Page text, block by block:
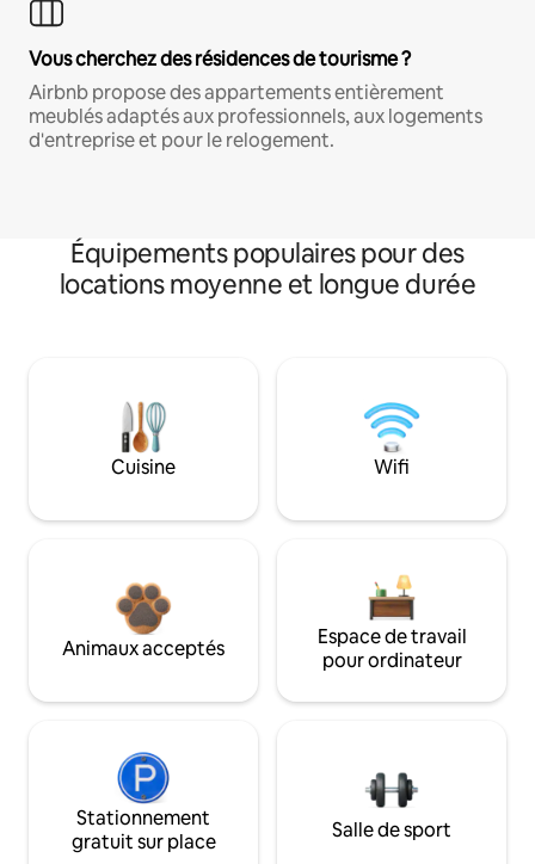
Vous cherchez des résidences de tourisme ?
Airbnb propose des appartements entièrement
meublés adaptés aux professionnels, aux logements
d'entreprise et pour le relogement.
Équipements populaires pour des
locations moyenne et longue durée
Cuisine Wifi
Animaux acceptés
Espace de travail
pour ordinateur
Stationnement
gratuit sur place
Salle de sport